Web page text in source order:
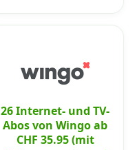
26 Internet- und TV-
Abos von Wingo ab
CHF 35.95 (mit